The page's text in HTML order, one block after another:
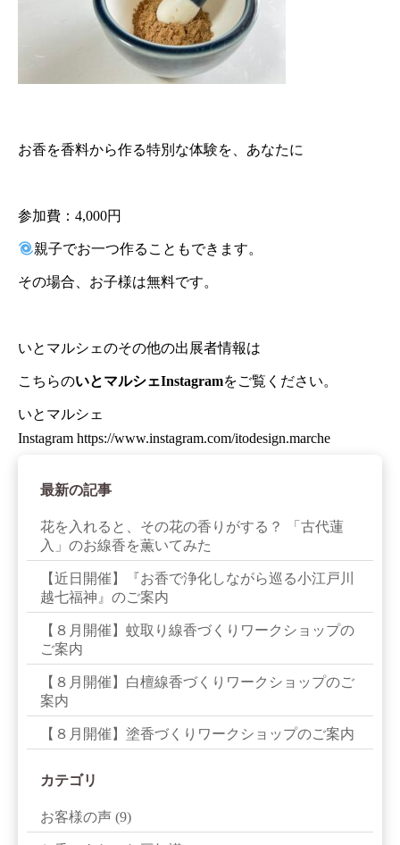
お香を香料から作る特別な体験を、あなたに
参加費：4,000円
親子でお一つ作ることもできます。
その場合、お子様は無料です。
いとマルシェのその他の出展者情報は
こちらのいとマルシェInstagramをご覧ください。
いとマルシェ
Instagram https://www.instagram.com/itodesign.marche
最新の記事
花を入れると、その花の香りがする？ 「古代蓮
入」のお線香を薫いてみた
【近日開催】『お香で浄化しながら巡る小江戸川
越七福神』のご案内
【８月開催】蚊取り線香づくりワークショップの
ご案内
【８月開催】白檀線香づくりワークショップのご
案内
【８月開催】塗香づくりワークショップのご案内
カテゴリ
お客様の声 (9)